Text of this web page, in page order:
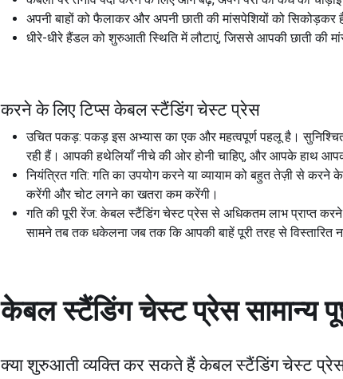
अपनी बाहों को फैलाकर और अपनी छाती की मांसपेशियों को
धीरे-धीरे हैंडल को शुरुआती स्थिति में लौटाएं, जिससे आपकी छाती की
करने के लिए टिप्स केबल स्टैंडिंग चेस्ट प्रेस
उचित पकड़: पकड़ इस अभ्यास का एक और महत्वपूर्ण पहलू है।
रही हैं। आपकी हथेलियाँ नीचे की ओर होनी चाहिए, और आपके हाथ
नियंत्रित गति: गति का उपयोग करने या व्यायाम को बहुत तेज़ी से करने
करेंगी और चोट लगने का खतरा कम करेंगी।
गति की पूरी रेंज: केबल स्टैंडिंग चेस्ट प्रेस से अधिकतम लाभ प्राप्त
सामने तब तक धकेलना जब तक कि आपकी बाहें पूरी तरह से विस्तारित न
केबल स्टैंडिंग चेस्ट प्रेस सामान्य
क्या शुरुआती व्यक्ति कर सकते हैं केबल स्टैंडिंग चेस्ट